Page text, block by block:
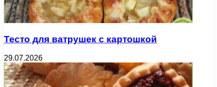
Тесто для ватрушек с картошкой
29.07.2026